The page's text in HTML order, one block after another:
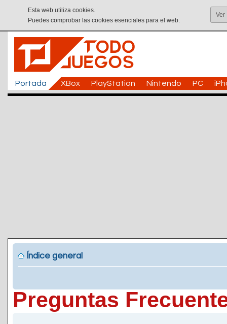
Esta web utiliza cookies.
Puedes comprobar las cookies esenciales para el web.
Ver
Portada XBox PlayStation Nintendo PC
Índice general
Preguntas